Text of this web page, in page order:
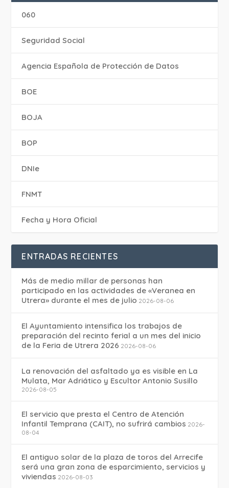
060
Seguridad Social
Agencia Española de Protección de Datos
BOE
BOJA
BOP
DNIe
FNMT
Fecha y Hora Oficial
ENTRADAS RECIENTES
Más de medio millar de personas han
participado en las actividades de «Veranea en
Utrera» durante el mes de julio 2026-08-06
El Ayuntamiento intensifica los trabajos de
preparación del recinto ferial a un mes del inicio
de la Feria de Utrera 2026 2026-08-06
La renovación del asfaltado ya es visible en La
Mulata, Mar Adriático y Escultor Antonio Susillo
2026-08-05
El servicio que presta el Centro de Atención
Infantil Temprana (CAIT), no sufrirá cambios 2026-
08-04
El antiguo solar de la plaza de toros del Arrecife
será una gran zona de esparcimiento, servicios y
viviendas 2026-08-03